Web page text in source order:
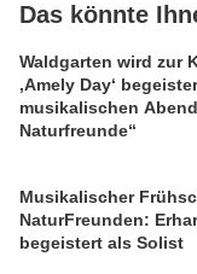
Das könnte
Waldgarten wird zur
‚Amely Day‘
musikalischen
Naturfreunde“
Musikalischer
NaturFreunden:
begeistert als Solist